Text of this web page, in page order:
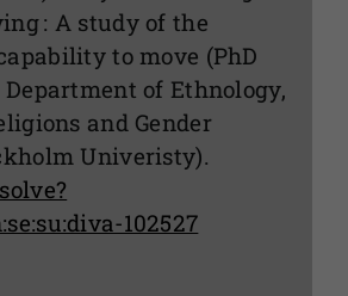
: A study of the
to move (PhD
of Ethnology,
and Gender
Univeristy).
102527